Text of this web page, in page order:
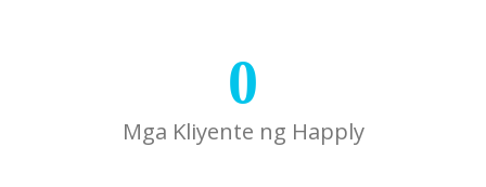
0
Mga Kliyente ng Happly